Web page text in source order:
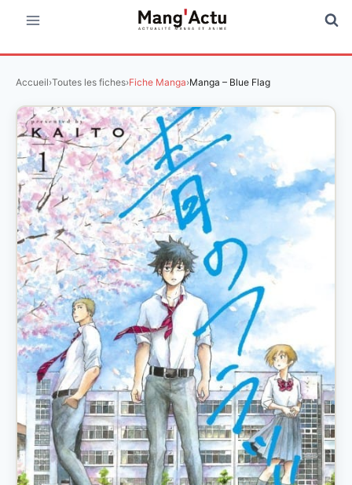
contenu
Accueil›Toutes les fiches›Fiche Manga›Manga – Blue Flag